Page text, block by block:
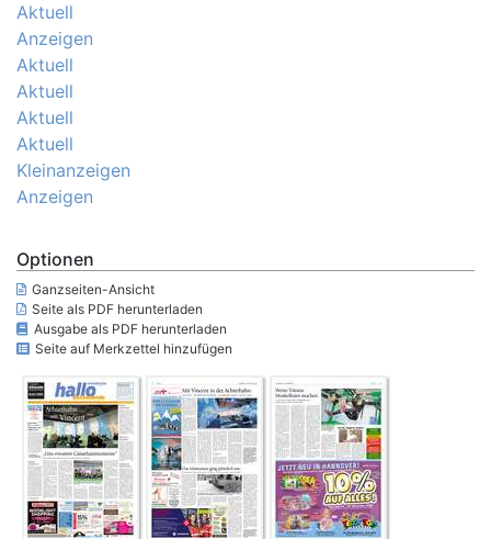
Aktuell
Anzeigen
Aktuell
Aktuell
Aktuell
Aktuell
Kleinanzeigen
Anzeigen
Optionen
Ganzseiten-Ansicht
Seite als PDF herunterladen
Ausgabe als PDF herunterladen
Seite auf Merkzettel hinzufügen